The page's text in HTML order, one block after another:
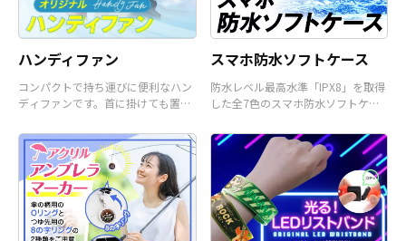
ハンディファン
コンパクトで持ち運びに便利なハン
ディファンです。首に掛けても置い
スマホ防水ソフトケース
防水レベル最高水準「IPX8」を取得
した全7色のスマホ防水ソフトケー